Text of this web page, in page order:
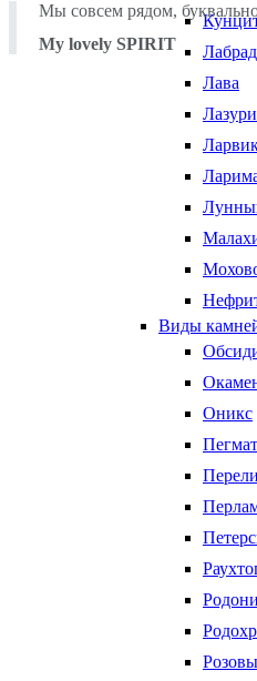
Лава
Виды
Оникс
Мы совсем рядом,
My lovely SPIRIT